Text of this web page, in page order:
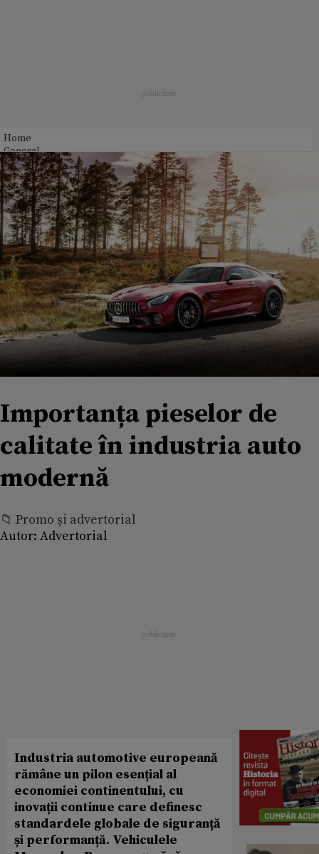
Home
General
Importanța pieselor de
calitate în industria auto
modernă
📁 Promo și advertorial
Autor: Advertorial
Industria automotive europeană
rămâne un pilon esențial al
economiei continentului, cu
inovații continue care definesc
standardele globale de siguranță
și performanță. Vehiculele